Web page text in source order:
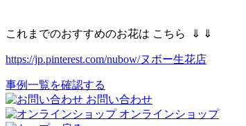
これまでのおすすめのお花は こちら ⇓ ⇓
https://jp.pinterest.com/nubow/ヌボー生花店
事例一覧を確認する
お問い合わせ
オンラインショップ